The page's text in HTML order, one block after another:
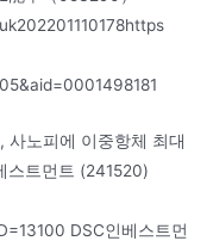
사노피에 이중항체 최대
스트먼트 (241520)
DSC인베스트먼